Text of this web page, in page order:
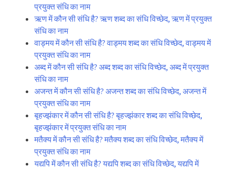
प्रयुक्त संधि का नाम
ऋण में कौन सी संधि है? ऋण शब्द का संधि विच्छेद, ऋण में प्रयुक्त
संधि का नाम
वाड्मय में कौन सी संधि है? वाड्मय शब्द का संधि विच्छेद, वाड्मय में
प्रयुक्त संधि का नाम
अब्द में कौन सी संधि है? अब्द शब्द का संधि विच्छेद, अब्द में प्रयुक्त
संधि का नाम
अजन्त में कौन सी संधि है? अजन्त शब्द का संधि विच्छेद, अजन्त में
प्रयुक्त संधि का नाम
बृहज्झंकार में कौन सी संधि है? बृहज्झंकार शब्द का संधि विच्छेद,
बृहज्झंकार में प्रयुक्त संधि का नाम
मतैक्य में कौन सी संधि है? मतैक्य शब्द का संधि विच्छेद, मतैक्य में
प्रयुक्त संधि का नाम
यद्यपि में कौन सी संधि है? यद्यपि शब्द का संधि विच्छेद, यद्यपि में